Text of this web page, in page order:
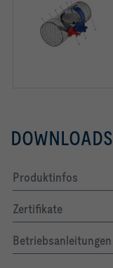
DOWNLOADS
Produktinfos
Zertifikate
Betriebsanleitungen